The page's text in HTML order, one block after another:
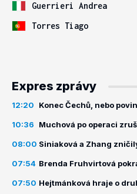
Guerrieri Andrea
Torres Tiago
Expres zprávy
12:20 Konec Čechů, nebo
10:36 Muchová po operaci
08:00 Siniaková a Zhang
07:54 Brenda Fruhvirtová
07:50 Hejtmánková hraje o